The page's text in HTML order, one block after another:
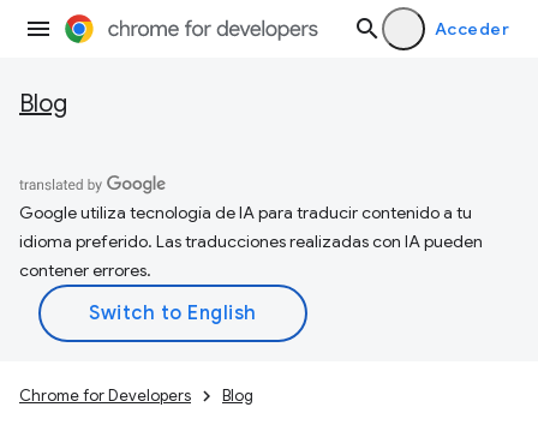
Acceder
Blog
Google utiliza tecnología de IA para traducir contenido a tu
idioma preferido. Las traducciones realizadas con IA pueden
contener errores.
Chrome for Developers Blog